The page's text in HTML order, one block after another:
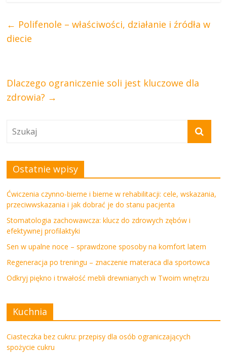
← Polifenole – właściwości, działanie i źródła w
diecie
Dlaczego ograniczenie soli jest kluczowe dla
zdrowia? →
Ostatnie wpisy
Ćwiczenia czynno-bierne i bierne w rehabilitacji: cele, wskazania,
przeciwwskazania i jak dobrać je do stanu pacjenta
Stomatologia zachowawcza: klucz do zdrowych zębów i
efektywnej profilaktyki
Sen w upalne noce – sprawdzone sposoby na komfort latem
Regeneracja po treningu – znaczenie materaca dla sportowca
Odkryj piękno i trwałość mebli drewnianych w Twoim wnętrzu
Kuchnia
Ciasteczka bez cukru: przepisy dla osób ograniczających
spożycie cukru